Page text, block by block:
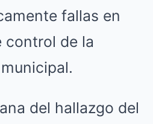
fallas en
control de la
del hallazgo del